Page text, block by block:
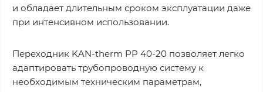
и обладает длительным сроком эксплуатации даже
при интенсивном использовании.
Переходник KAN-therm PP 40-20 позволяет легко
адаптировать трубопроводную систему к
необходимым техническим параметрам,